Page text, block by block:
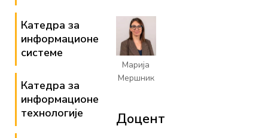
Катедра за
информационе
системе
Катедра за
информационе
технологије
Марија
Мершник
Доцент